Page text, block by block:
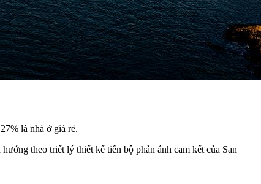
là nhà ở giá rẻ.
theo triết lý thiết kế tiến bộ phản ánh cam kết của San